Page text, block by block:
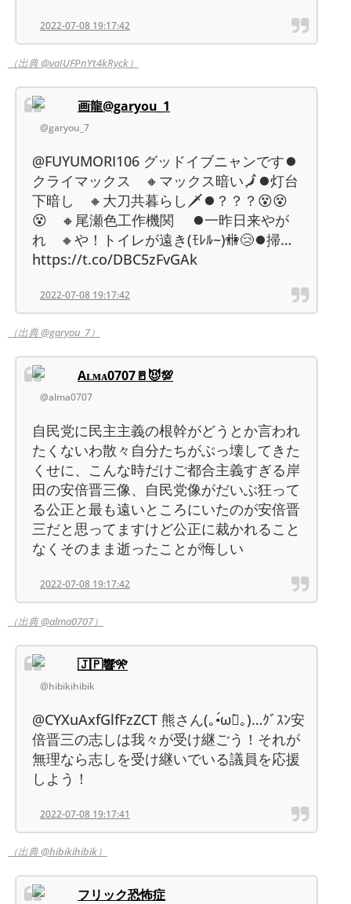
2022-07-08 19:17:42
（出典 @vaIUFPnYt4kRyck）
画龍@garyou_1
@garyou_7
@FUYUMORI106 グッドイブニャンです⏺
クライマックス 🔸マックス暗い🗾⏺灯台
下暗し 🔸大刀共暮らし🗡⏺？？？😵😵
😵 🔸尾瀬色工作機関 ⏺一昨日来やが
れ 🔸や！トイレが遠き(ﾓﾚﾙ~)🚻😢⏺掃…
https://t.co/DBC5zFvGAk
2022-07-08 19:17:42
（出典 @garyou_7）
Aʟᴍᴀ0707🚪😈💯
@alma0707
自民党に民主主義の根幹がどうとか言われ
たくないわ散々自分たちがぶっ壊してきた
くせに、こんな時だけご都合主義すぎる岸
田の安倍晋三像、自民党像がだいぶ狂って
る公正と最も遠いところにいたのが安倍晋
三だと思ってますけど公正に裁かれること
なくそのまま逝ったことが悔しい
2022-07-08 19:17:42
（出典 @alma0707）
🇯🇵響🎌
@hibikihibik
@CYXuAxfGlfFzZCT 熊さん(｡•́ωก̀｡)…ｸﾞｽﾝ安
倍晋三の志しは我々が受け継ごう！それが
無理なら志しを受け継いでいる議員を応援
しよう！
2022-07-08 19:17:41
（出典 @hibikihibik）
フリック恐怖症